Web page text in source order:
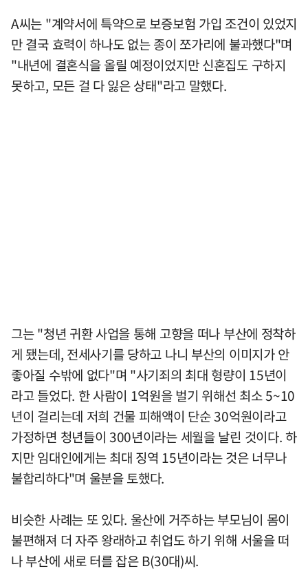
A씨는 "계약서에 특약으로 보증보험 가입 조건이 있었지
만 결국 효력이 하나도 없는 종이 쪼가리에 불과했다"며
"내년에 결혼식을 올릴 예정이었지만 신혼집도 구하지
못하고, 모든 걸 다 잃은 상태"라고 말했다.
그는 "청년 귀환 사업을 통해 고향을 떠나 부산에 정착하
게 됐는데, 전세사기를 당하고 나니 부산의 이미지가 안
좋아질 수밖에 없다"며 "사기죄의 최대 형량이 15년이
라고 들었다. 한 사람이 1억원을 벌기 위해선 최소 5~10
년이 걸리는데 저희 건물 피해액이 단순 30억원이라고
가정하면 청년들이 300년이라는 세월을 날린 것이다. 하
지만 임대인에게는 최대 징역 15년이라는 것은 너무나
불합리하다"며 울분을 토했다.
비슷한 사례는 또 있다. 울산에 거주하는 부모님이 몸이
불편해져 더 자주 왕래하고 취업도 하기 위해 서울을 떠
나 부산에 새로 터를 잡은 B(30대)씨.